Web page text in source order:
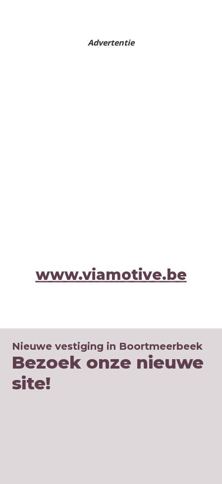
Advertentie
www.viamotive.be
Nieuwe vestiging in Boortmeerbeek
Bezoek onze nieuwe
site!